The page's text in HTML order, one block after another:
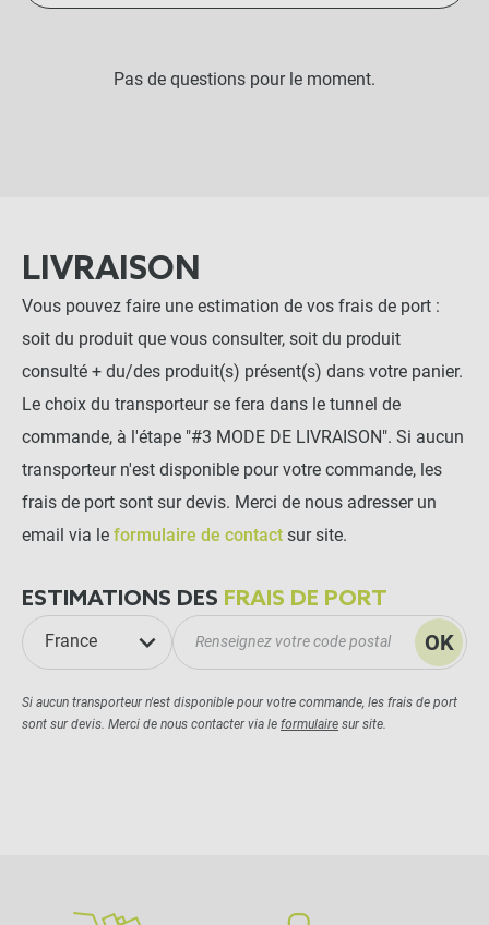
Pas de questions pour le moment.
LIVRAISON
Vous pouvez faire une estimation de vos frais de port :
soit du produit que vous consulter, soit du produit
consulté + du/des produit(s) présent(s) dans votre panier.
Le choix du transporteur se fera dans le tunnel de
commande, à l'étape "#3 MODE DE LIVRAISON". Si aucun
transporteur n'est disponible pour votre commande, les
frais de port sont sur devis. Merci de nous adresser un
email via le formulaire de contact sur site.
ESTIMATIONS DES FRAIS DE PORT
France OK
Si aucun transporteur n'est disponible pour votre commande, les frais de port
sont sur devis. Merci de nous contacter via le formulaire sur site.